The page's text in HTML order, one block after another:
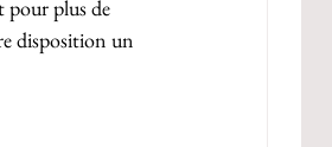
pour plus de
disposition un